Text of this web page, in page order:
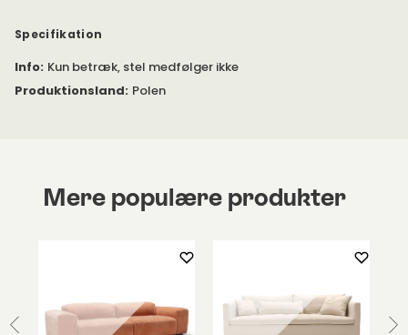
Specifikation
Info: Kun betræk, stel medfølger ikke
Produktionsland: Polen
Mere populære produkter